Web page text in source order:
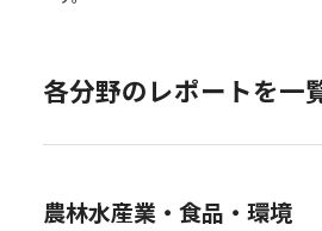
各分野のレポートを一
農林水産業・食品・環境